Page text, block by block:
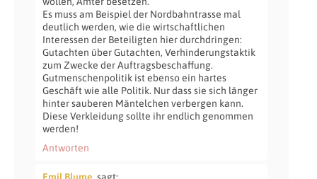
Es muss am Beispiel der Nordbahntrasse mal
deutlich werden, wie die wirtschaftlichen
Interessen der Beteiligten hier durchdringen:
Gutachten über Gutachten, Verhinderungstaktik
zum Zwecke der Auftragsbeschaffung.
Gutmenschenpolitik ist ebenso ein hartes
Geschäft wie alle Politik. Nur dass sie sich länger
hinter sauberen Mäntelchen verbergen kann.
Diese Verkleidung sollte ihr endlich genommen
werden!
Antworten